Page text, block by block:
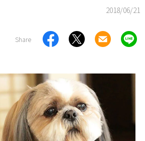
2018/06/21
Share